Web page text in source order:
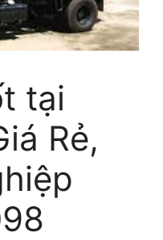
tại
Rẻ,